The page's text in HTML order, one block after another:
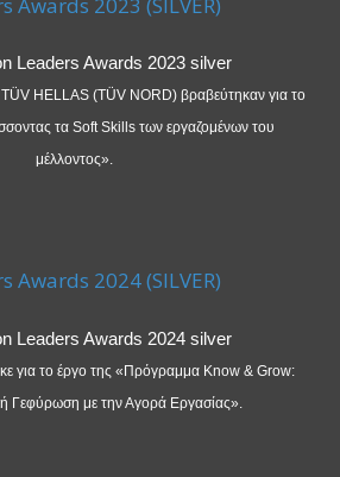
Awards 2023 (SILVER)
HELLAS (TÜV NORD) βραβεύτηκαν για το
τα Soft Skills των εργαζομένων του
μέλλοντος».
Awards 2024 (SILVER)
για το έργο της «Πρόγραμμα Know & Grow:
Γεφύρωση με την Αγορά Εργασίας».